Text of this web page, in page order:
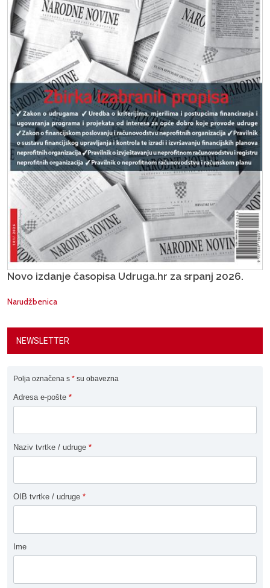
Novo izdanje časopisa Udruga.hr za srpanj 2026.
Narudžbenica
NEWSLETTER
Polja označena s * su obavezna
Adresa e-pošte *
Naziv tvrtke / udruge *
OIB tvrtke / udruge *
Ime